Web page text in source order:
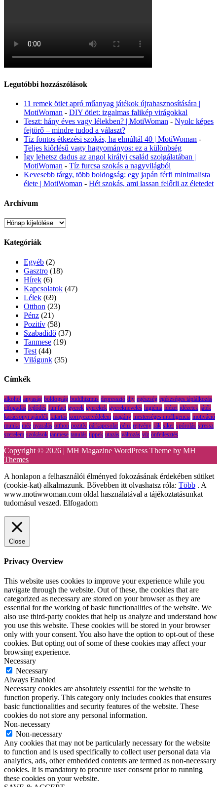
Legutóbbi hozzászólások
11 remek ötlet apró műanyag játékok újrahasznosítására |
MotiWoman - DIY ötlet: izgalmas falikép virágokkal
Teszt: hány éves vagy lélekben? | MotiWoman - Nyolc képes
fejtörő – mindre tudod a választ?
Tíz fontos étkezési szokás, ha elmúltál 40 | MotiWoman -
Teljes kiőrlésű vagy hagyományos: ez a különbség
Így lehetsz dadus az angol királyi család szolgálatában |
MotiWoman - Tíz furcsa szokás a nagyvilágból
Kevesebb tárgy, több boldogság: egy japán férfi minimalista
élete | MotiWoman - Hét szokás, ami lassan felőrli az életedet
Archívum
Archívum
Kategóriák
Egyéb (2)
Gasztro (18)
Hírek (6)
Kapcsolatok (47)
Lélek (69)
Otthon (23)
Pénz (21)
Pozitív (58)
Szabadidő (37)
Tanmese (19)
Test (44)
Világunk (35)
Címkék
alkohol anyaság boldogság buddhizmus depresszió diy egészség egészséges táplálkozás
elfogadás fejlődés fun fact gyerek gyerekek gyereknevelés higiénia idézet idézetek játék
karácsonyi ajándék kitartás környezetvédelem magány mesterséges intelligencia motiváció
munka méz nyaralás otthon pozitív párkapcsolat pénz rejtvény rák siker spórolás stressz
szerelem szokások tanmese tanulás tippek utazás változás víz önfejlesztés
Copyright © 2026 | MH Magazine WordPress Theme by MH
Themes
A honlapon a felhasználói élményed fokozásának érdekében sütiket
(cookie-kat) alkalmazunk. Bővebben itt olvashatsz róla: Több . A
www.motiwwoman.com oldal használatával a tájékoztatásunkat
tudomásul veszed. Elfogadom
Close
Privacy Overview
This website uses cookies to improve your experience while you
navigate through the website. Out of these, the cookies that are
categorized as necessary are stored on your browser as they are
essential for the working of basic functionalities of the website. We
also use third-party cookies that help us analyze and understand how
you use this website. These cookies will be stored in your browser
only with your consent. You also have the option to opt-out of these
cookies. But opting out of some of these cookies may affect your
browsing experience.
Necessary
Necessary
Always Enabled
Necessary cookies are absolutely essential for the website to
function properly. This category only includes cookies that ensures
basic functionalities and security features of the website. These
cookies do not store any personal information.
Non-necessary
Non-necessary
Any cookies that may not be particularly necessary for the website
to function and is used specifically to collect user personal data via
analytics, ads, other embedded contents are termed as non-necessary
cookies. It is mandatory to procure user consent prior to running
these cookies on your website.